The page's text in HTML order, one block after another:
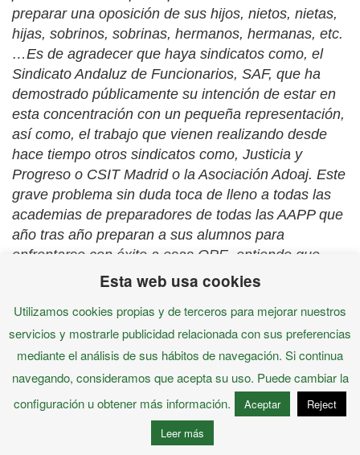
preparar una oposición de sus hijos, nietos, nietas,
hijas, sobrinos, sobrinas, hermanos, hermanas, etc.
…Es de agradecer que haya sindicatos como, el
Sindicato Andaluz de Funcionarios, SAF, que ha
demostrado públicamente su intención de estar en
esta concentración con un pequeña representación,
así como, el trabajo que vienen realizando desde
hace tiempo otros sindicatos como, Justicia y
Progreso o CSIT Madrid o la Asociación Adoaj. Este
grave problema sin duda toca de lleno a todas las
academias de preparadores de todas las AAPP que
año tras año preparan a sus alumnos para
enfrentarse con éxito a esas OPE, entiendo que
estas academias o preparadores personales, serán
academias y supongo que compartirán y asistirán a
esta concentración o harán lo posible por hacerlo.
Es grave e importante lo que se esta decidiendo, sin
Derechos Fundamentales ni Libertades Públicas, no
Esta web usa cookies
Utilizamos cookies propias y de terceros para mejorar nuestros
servicios y mostrarle publicidad relacionada con sus preferencias
mediante el análisis de sus hábitos de navegación. Si continua
navegando, consideramos que acepta su uso. Puede cambiar la
configuración u obtener más información.
Aceptar
Reject
Leer más